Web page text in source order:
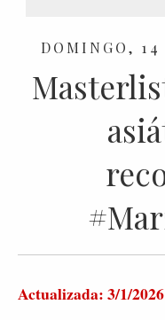
DOMINGO, 14
Actualizada: 3/1/2026